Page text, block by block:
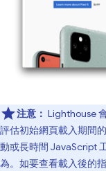
注意： Lighthouse
評估初始網頁載入期間
動或長時間 JavaScript
為。如要查看載入後的